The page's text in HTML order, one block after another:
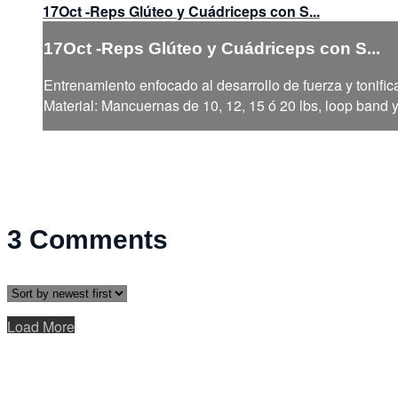
17Oct -Reps Glúteo y Cuádriceps con S...
17Oct -Reps Glúteo y Cuádriceps con S...
Entrenamiento enfocado al desarrollo de fuerza y
Material: Mancuernas de 10, 12, 15 ó 20 lbs, loop band
3 Comments
Load More